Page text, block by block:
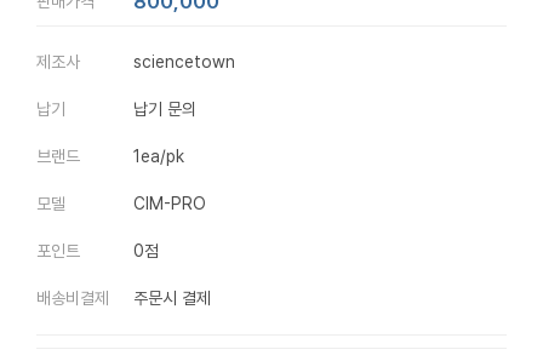
제조사 sciencetown
납기 납기 문의
브랜드 1ea/pk
모델 CIM-PRO
포인트 0점
배송비결제 주문시 결제